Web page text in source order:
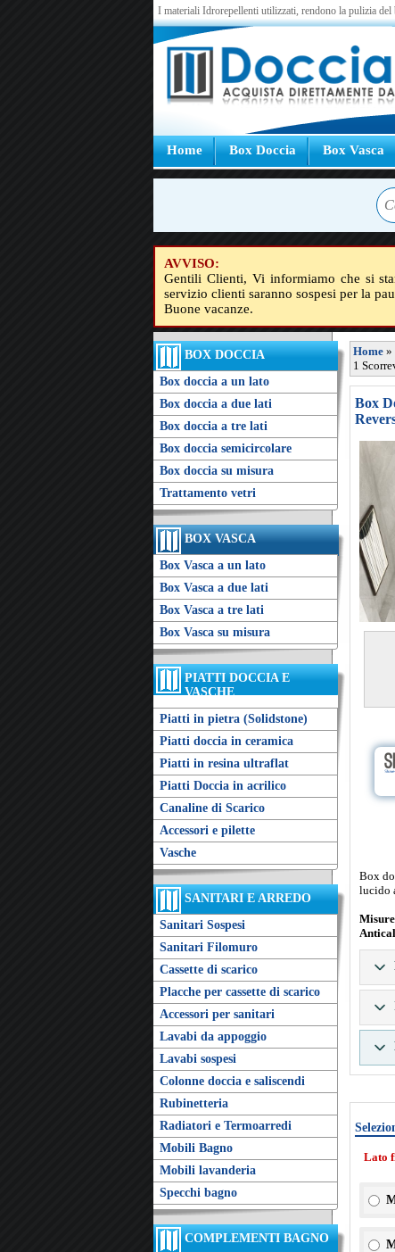
I materiali Idrorepellenti utilizzati, rendono la pulizia del
Home Box Doccia Box Vasca
AVVISO:
Gentili Clienti, Vi informiamo che si
servizio clienti saranno sospesi per la
Buone vacanze.
BOX DOCCIA
Box doccia a un lato
Box doccia a due lati
Box doccia a tre lati
Box doccia semicircolare
Box doccia su misura
Trattamento vetri
BOX VASCA
Box Vasca a un lato
Box Vasca a due lati
Box Vasca a tre lati
Box Vasca su misura
PIATTI DOCCIA E
VASCHE
Piatti in pietra (Solidstone)
Piatti doccia in ceramica
Piatti in resina ultraflat
Piatti Doccia in acrilico
Canaline di Scarico
Accessori e pilette
Vasche
SANITARI E ARREDO
Sanitari Sospesi
Sanitari Filomuro
Cassette di scarico
Placche per cassette di scarico
Accessori per sanitari
Lavabi da appoggio
Lavabi sospesi
Colonne doccia e saliscendi
Rubinetteria
Radiatori e Termoarredi
Mobili Bagno
Mobili lavanderia
Specchi bagno
COMPLEMENTI BAGNO
Home »
1
Box
Box
lucido
Lato